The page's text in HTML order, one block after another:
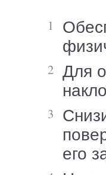
Обеспечить больному полный
Для облегчения боли усадить больного с
Снизить болевые ощущения при помощи
его